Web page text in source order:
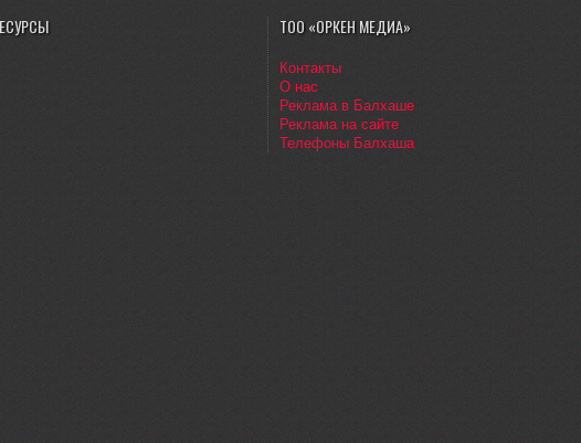
ТОО «ОРКЕН МЕДИА»
Контакты
О нас
Реклама в Балхаше
Реклама на сайте
Телефоны Балхаша